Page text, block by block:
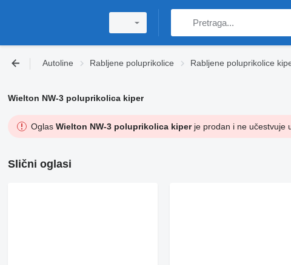
Autoline Rabljene poluprikolice Rabljene poluprikolice
Wielton NW-3 poluprikolica kiper
Oglas Wielton NW-3 poluprikolica kiperje prodan i ne učestvuje
Slični oglasi